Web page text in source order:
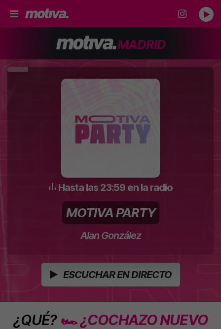
MADRID
Hasta las 23:59 en la radio
MOTIVA PARTY
Alan González
ESCUCHAR EN DIRECTO
¿QUÉ? 🏎️ ¿COCHAZO NUEVO